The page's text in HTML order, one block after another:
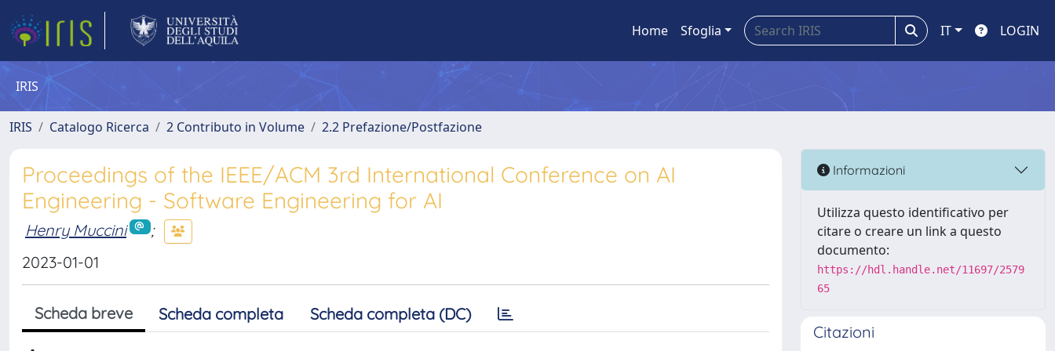
Home Sfoglia IT LOGIN
IRIS
IRIS Catalogo Ricerca 2 Contributo in Volume 2.2 Prefazione/Postfazione
Proceedings of the IEEE/ACM 3rd International Conference on AI
Engineering - Software Engineering for AI
Henry Muccini
;
2023-01-01
Scheda breve Scheda completa Scheda completa (DC)
Informazioni
Utilizza questo identificativo per
citare o creare un link a questo
documento:
https://hdl.handle.net/11697/2579
65
Citazioni